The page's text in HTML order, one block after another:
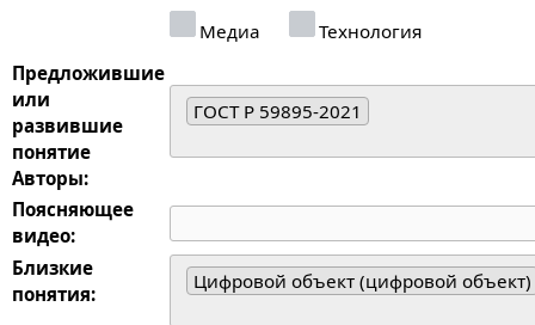
Медиа
Технология
Предложившие
или
развившие
понятие
Авторы:
ГОСТ Р 59895-2021
Поясняющее
видео:
Близкие
понятия:
Цифровой объект (цифровой объект)